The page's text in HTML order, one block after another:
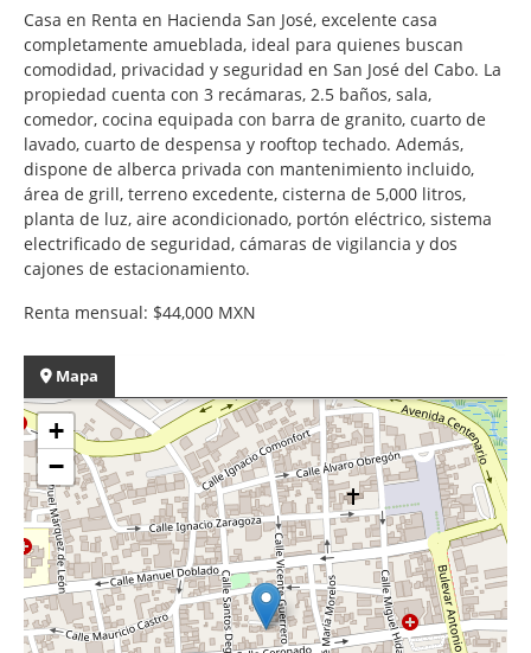
Casa en Renta en Hacienda San José, excelente casa
completamente amueblada, ideal para quienes buscan
comodidad, privacidad y seguridad en San José del Cabo. La
propiedad cuenta con 3 recámaras, 2.5 baños, sala,
comedor, cocina equipada con barra de granito, cuarto de
lavado, cuarto de despensa y rooftop techado. Además,
dispone de alberca privada con mantenimiento incluido,
área de grill, terreno excedente, cisterna de 5,000 litros,
planta de luz, aire acondicionado, portón eléctrico, sistema
electrificado de seguridad, cámaras de vigilancia y dos
cajones de estacionamiento.
Renta mensual: $44,000 MXN
Mapa
+
−